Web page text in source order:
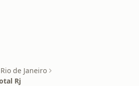
Rio de Janeiro
Rj